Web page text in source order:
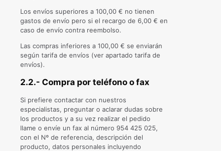
Los envíos superiores a 100,00 € no tienen
gastos de envío pero si el recargo de 6,00 € en
caso de envío contra reembolso.
Las compras inferiores a 100,00 € se enviarán
según tarifa de envíos (ver apartado tarifa de
envíos).
2.2.- Compra por teléfono o fax
Si prefiere contactar con nuestros
especialistas, preguntar o aclarar dudas sobre
los productos y a su vez realizar el pedido
llame o envíe un fax al número 954 425 025,
con el Nº de referencia, descripción del
producto, datos personales incluyendo